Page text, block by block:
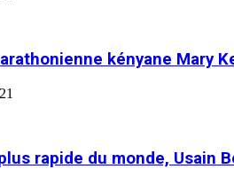
kényane Mary
rapide du monde, Usain